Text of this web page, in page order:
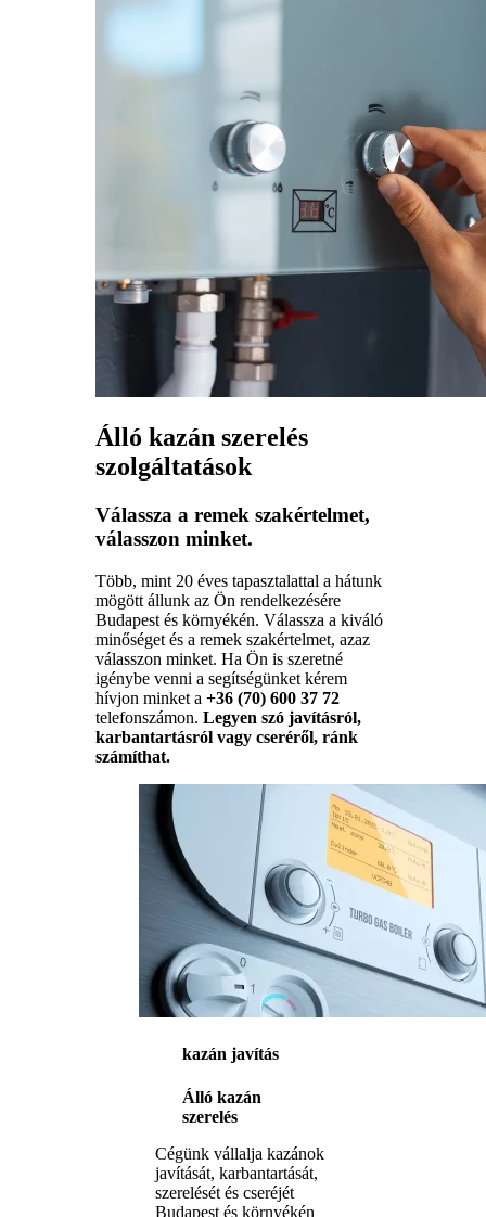
Álló kazán szerelés
szolgáltatások
Válassza a remek szakértelmet,
válasszon minket.
Több, mint 20 éves tapasztalattal a hátunk
mögött állunk az Ön rendelkezésére
Budapest és környékén. Válassza a kiváló
minőséget és a remek szakértelmet, azaz
válasszon minket. Ha Ön is szeretné
igénybe venni a segítségünket kérem
hívjon minket a +36 (70) 600 37 72
telefonszámon. Legyen szó javításról,
karbantartásról vagy cseréről, ránk
számíthat.
kazán javítás
Álló kazán
szerelés
Cégünk vállalja kazánok
javítását, karbantartását,
szerelését és cseréjét
Budapest és környékén